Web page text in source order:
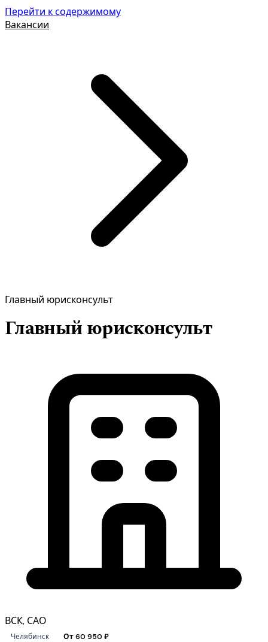
Перейти к содержимому
Вакансии
Главный юрисконсульт
Главный юрисконсульт
ВСК, САО
Челябинск От 60 950 ₽